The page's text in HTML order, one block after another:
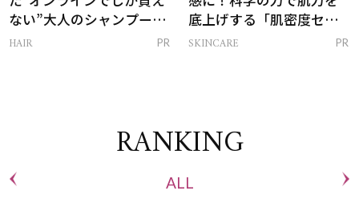
ない”大人のシャンプー＆
トリートメントって？
HAIR PR
底上げする「肌密度セラ
ム」
SKINCARE PR
RANKING
ALL